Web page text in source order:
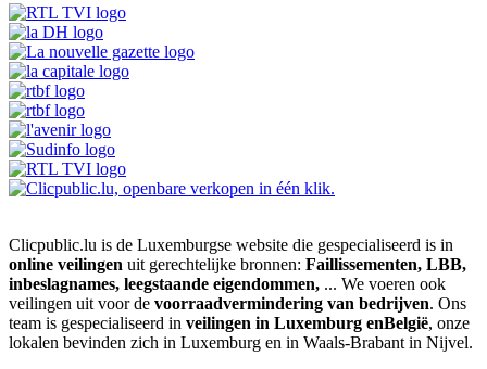
Clicpublic.lu is de Luxemburgse website die gespecialiseerd is in
online veilingen uit gerechtelijke bronnen: Faillissementen, LBB,
inbeslagnames, leegstaande eigendommen, ... We voeren ook
veilingen uit voor de voorraadvermindering van bedrijven. Ons
team is gespecialiseerd in veilingen in Luxemburg enBelgië, onze
lokalen bevinden zich in Luxemburg en in Waals-Brabant in Nijvel.